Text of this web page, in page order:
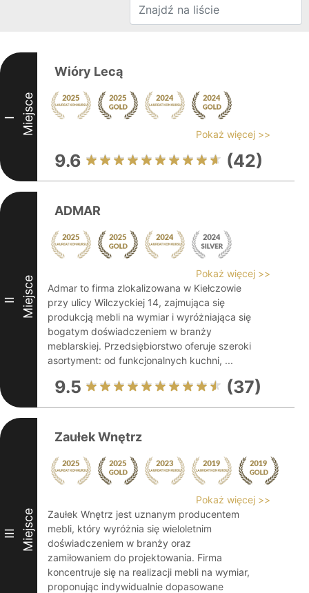
I Miejsce
Wióry Lecą
Pokaż więcej >>
9.6 (42)
II Miejsce
ADMAR
Pokaż więcej >>
Admar to firma zlokalizowana w Kiełczowie
przy ulicy Wilczyckiej 14, zajmująca się
produkcją mebli na wymiar i wyróżniająca się
bogatym doświadczeniem w branży
meblarskiej. Przedsiębiorstwo oferuje szeroki
asortyment: od funkcjonalnych kuchni, ...
9.5 (37)
III Miejsce
Zaułek Wnętrz
Pokaż więcej >>
Zaułek Wnętrz jest uznanym producentem
mebli, który wyróżnia się wieloletnim
doświadczeniem w branży oraz
zamiłowaniem do projektowania. Firma
koncentruje się na realizacji mebli na wymiar,
proponując indywidualnie dopasowane